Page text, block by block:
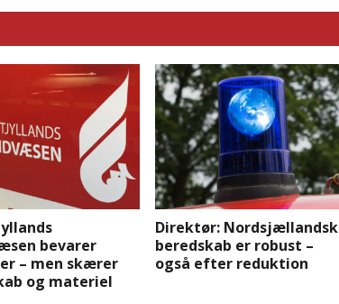
bevarer
– men skærer
og materiel
Direktør: Nordsjællandsk
beredskab er robust –
også efter reduktion